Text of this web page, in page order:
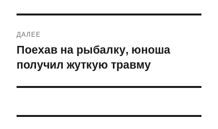
ДАЛЕЕ
Следующая
запись:
Поехав на рыбалку, юноша
получил жуткую травму